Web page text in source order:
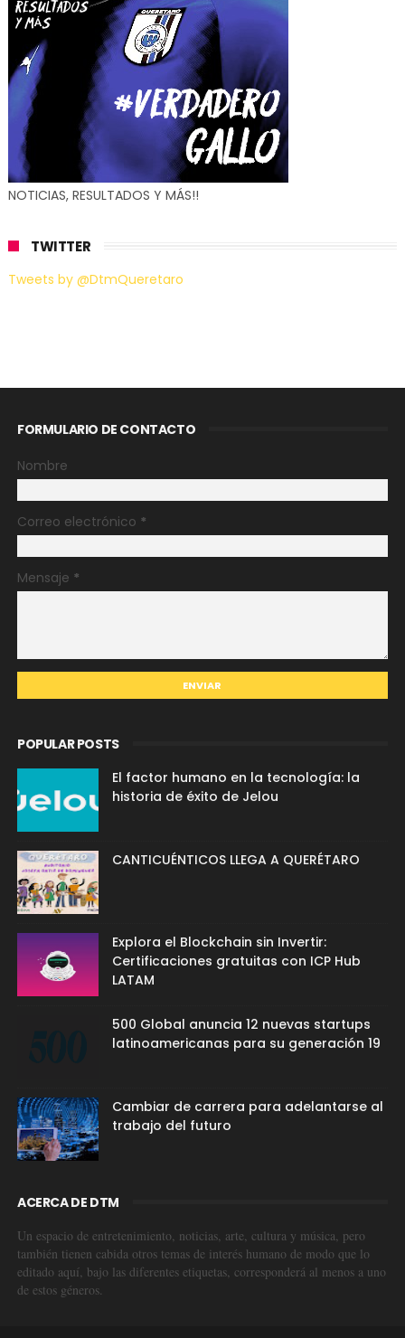
NOTICIAS, RESULTADOS Y MÁS!!
TWITTER
Tweets by @DtmQueretaro
FORMULARIO DE CONTACTO
Nombre
Correo electrónico *
Mensaje *
POPULAR POSTS
El factor humano en la tecnología: la
historia de éxito de Jelou
CANTICUÉNTICOS LLEGA A QUERÉTARO
Explora el Blockchain sin Invertir:
Certificaciones gratuitas con ICP Hub
LATAM
500 Global anuncia 12 nuevas startups
latinoamericanas para su generación 19
Cambiar de carrera para adelantarse al
trabajo del futuro
ACERCA DE DTM
Un espacio de entretenimiento, noticias, arte, cultura y música, pero
también tienen cabida otros temas de interés humano de modo que lo
editado aquí, bajo las diferentes etiquetas, corresponderá al menos a uno
de estos géneros.